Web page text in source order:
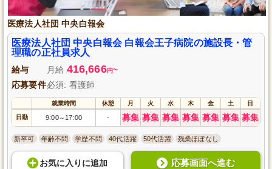
医療法人社団 中央白報会
医療法人社団 中央白報会 白報会王子病院の施設長・管
理職の正社員求人
給与 月給 416,666円~
応募要件必須: 看護師
就業時間 休憩 月 火 水 木 金 土 日
日勤 9:00～ 17:00 - 募集 募集 募集 募集 募集 募集 募集
新卒可 年齢不問 学歴不問 40代活躍 50代活躍 残業ほぼなし
お気に入り に追加 応募画面へ進む